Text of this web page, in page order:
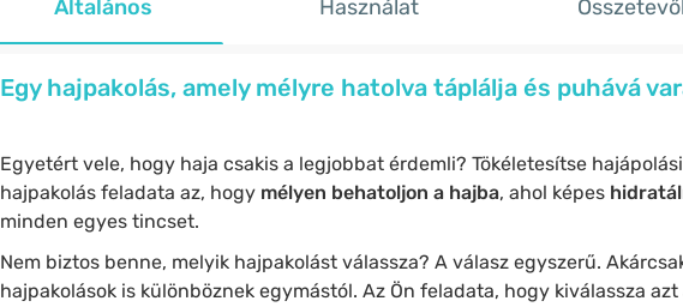
Általános Használat
Egy hajpakolás, amely mélyre hatolva táplálja és puhává
Egyetért vele, hogy haja csakis a legjobbat érdemli? Tökéletesítse
hajpakolás feladata az, hogy mélyen behatoljon a hajba, ahol képes
minden egyes tincset.
Nem biztos benne, melyik hajpakolást válassza? A válasz egyszerű.
hajpakolások is különböznek egymástól. Az Ön feladata, hogy kiválassza